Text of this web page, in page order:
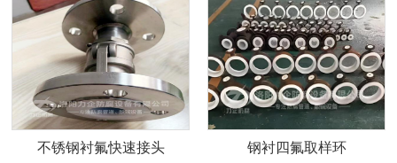
不锈钢衬氟快速接头 钢衬四氟取样环